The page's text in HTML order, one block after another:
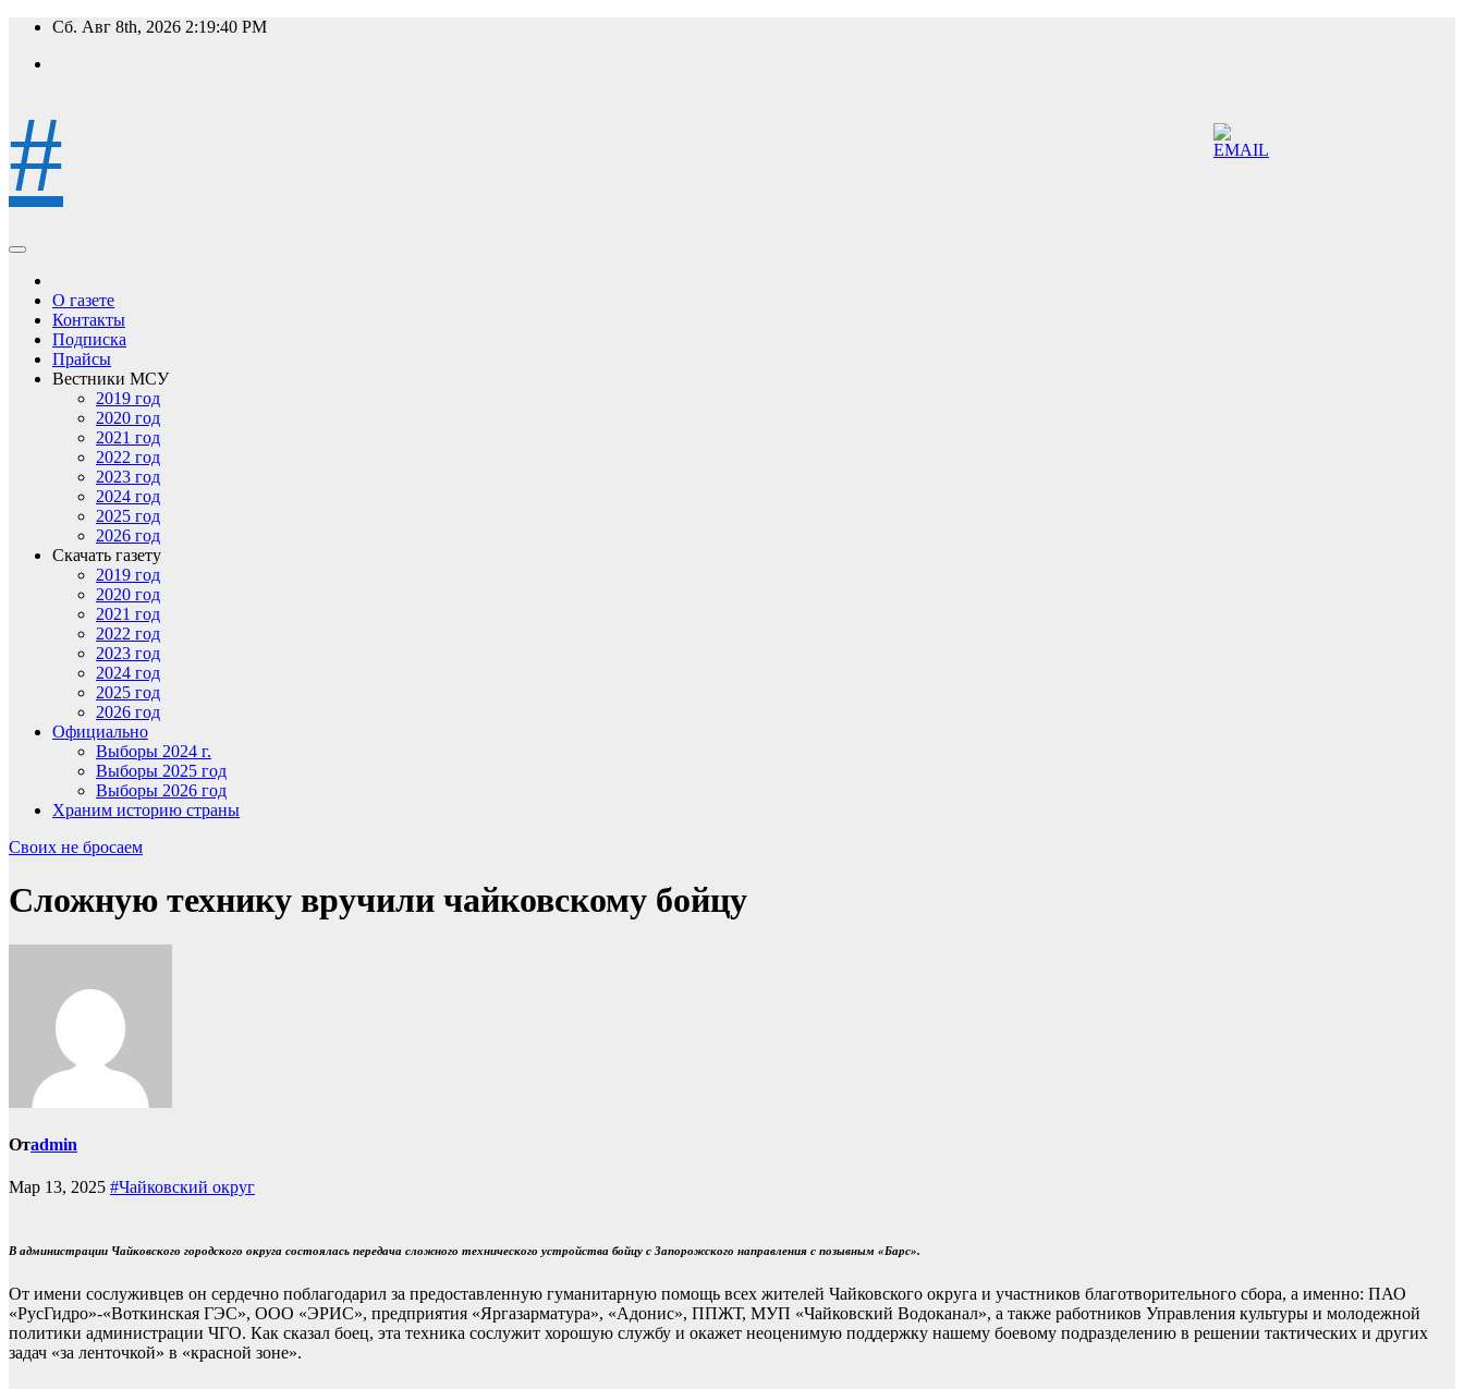
Перейти
содержимому
Сб. Авг 8th, 2026 2:19:41 PM
#
О газете
Контакты
Подписка
Прайсы
Вестники МСУ
2019 год
2020 год
2021 год
2022 год
2023 год
2024 год
2025 год
2026 год
Скачать газету
2019 год
2020 год
2021 год
2022 год
2023 год
2024 год
2025 год
2026 год
Официально
Выборы 2024 г.
Выборы 2025 год
Выборы 2026 год
Храним историю страны
Своих не бросаем
Сложную технику вручили чайковскому бойцу
Отadmin
Мар 13, 2025 #Чайковский округ
В администрации Чайковского городского округа состоялась передача сложного технического устройства бойцу с Запорожского направления с позывным «Барс».
От имени сослуживцев он сердечно поблагодарил за предоставленную гуманитарную помощь всех жителей Чайковского округа и участников благотворительного сбора, а именно: ПАО
«РусГидро»-«Воткинская ГЭС», ООО «ЭРИС», предприятия «Яргазарматура», «Адонис», ППЖТ, МУП «Чайковский Водоканал», а также работников Управления культуры и молодежной
политики администрации ЧГО. Как сказал боец, эта техника сослужит хорошую службу и окажет неоценимую поддержку нашему боевому подразделению в решении тактических и других
задач «за ленточкой» в «красной зоне».